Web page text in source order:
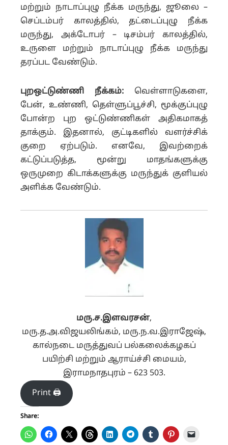
மற்றும் நாடாப்புழு நீக்க மருந்து, ஜூலை –
செப்டம்பர் காலத்தில், தட்டைப்புழு நீக்க
மருந்து, அக்டோபர் – டிசம்பர் காலத்தில்,
உருளை மற்றும் நாடாப்புழு நீக்க மருந்து
தரப்பட வேண்டும்.
புறஒட்டுண்ணி நீக்கம்: வெள்ளாடுகளை,
பேன், உண்ணி, தெள்ளுப்பூச்சி, மூக்குப்புழு
போன்ற புற ஒட்டுண்ணிகள் அதிகமாகத்
தாக்கும். இதனால், குட்டிகளில் வளர்ச்சிக்
குறை ஏற்படும். எனவே, இவற்றைக்
கட்டுப்படுத்த, மூன்று மாதங்களுக்கு
ஒருமுறை கிடாக்களுக்கு மருந்துக் குளியல்
அளிக்க வேண்டும்.
மரு.ச.இளவரசன்,
மரு.த.அ.விஜயலிங்கம், மரு.ந.வ.இராஜேஷ்,
கால்நடை மருத்துவப் பல்கலைக்கழகப்
பயிற்சி மற்றும் ஆராய்ச்சி மையம்,
இராமநாதபுரம் – 623 503.
Print 🖨
Share: